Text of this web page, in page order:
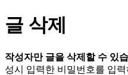
글 삭제
작성자만 글을 삭제할 수 있
성시 입력한 비밀번호를 입